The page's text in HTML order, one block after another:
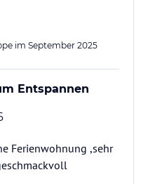
im September 2025
Entspannen
Ferienwohnung ,sehr